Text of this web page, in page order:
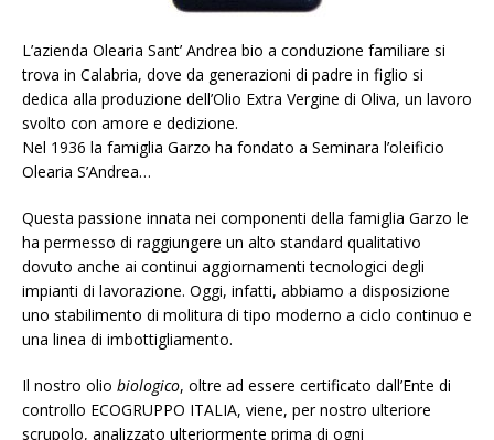
L’azienda Olearia Sant’ Andrea bio a conduzione familiare si
trova in Calabria, dove da generazioni di padre in figlio si
dedica alla produzione dell’Olio Extra Vergine di Oliva, un lavoro
svolto con amore e dedizione.
Nel 1936 la famiglia Garzo ha fondato a Seminara l’oleificio
Olearia S’Andrea…
Questa passione innata nei componenti della famiglia Garzo le
ha permesso di raggiungere un alto standard qualitativo
dovuto anche ai continui aggiornamenti tecnologici degli
impianti di lavorazione. Oggi, infatti, abbiamo a disposizione
uno stabilimento di molitura di tipo moderno a ciclo continuo e
una linea di imbottigliamento.
Il nostro olio biologico, oltre ad essere certificato dall’Ente di
controllo ECOGRUPPO ITALIA, viene, per nostro ulteriore
scrupolo, analizzato ulteriormente prima di ogni